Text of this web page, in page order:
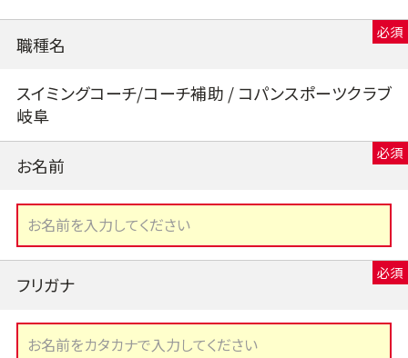
職種名
スイミングコーチ/コーチ補助 / コパンスポーツクラブ
岐阜
お名前
フリガナ